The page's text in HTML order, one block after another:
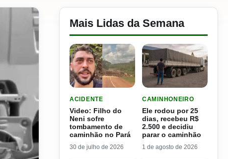
Mais Lidas da Semana
ACIDENTE
Video: Filho do
Neni sofre
tombamento de
caminhão no Pará
30 de julho de 2026
CAMINHONEIRO
Ele rodou por 25
dias, recebeu R$
2.500 e decidiu
parar o caminhão
1 de agosto de 2026